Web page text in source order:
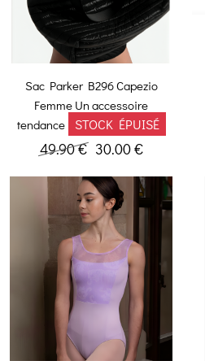
Sac Parker B296 Capezio
Femme Un accessoire
tendance
STOCK ÉPUISÉ
49.90 € 30.00 €